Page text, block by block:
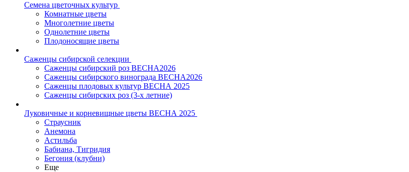
Семена цветочных культур
Комнатные цветы
Многолетние цветы
Однолетние цветы
Плодоносящие цветы
Саженцы сибирской селекции
Саженцы сибирский роз ВЕСНА2026
Саженцы сибирского винограда ВЕСНА2026
Саженцы плодовых культур ВЕСНА 2025
Саженцы сибирских роз (3-х летние)
Луковичные и корневищные цветы ВЕСНА 2025
Страусник
Анемона
Астильба
Бабиана, Тигридия
Бегония (клубни)
Еще